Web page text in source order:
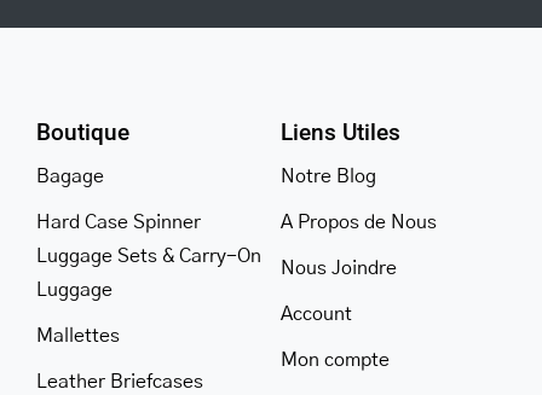
Boutique
Bagage
Hard Case Spinner
Luggage Sets & Carry-On
Luggage
Mallettes
Leather Briefcases
Liens Utiles
Notre Blog
A Propos de Nous
Nous Joindre
Account
Mon compte